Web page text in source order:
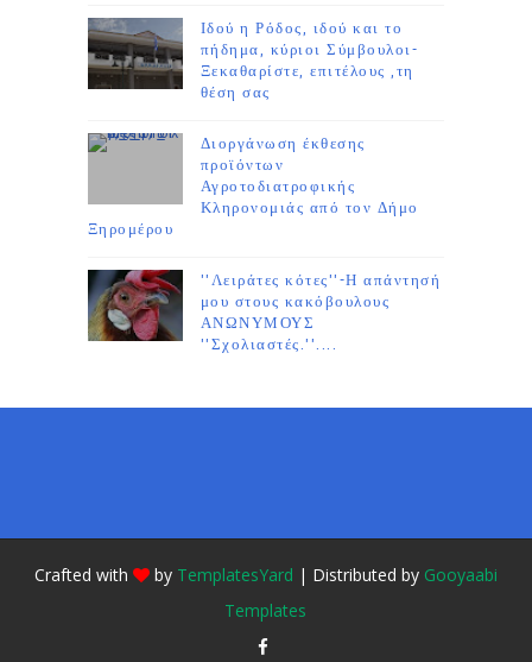
Ιδού η Ρόδος, ιδού και το
πήδημα, κύριοι Σύμβουλοι-
Ξεκαθαρίστε, επιτέλους ,τη
θέση σας
Διοργάνωση έκθεσης
προϊόντων
Αγροτοδιατροφικής
Κληρονομιάς από τον Δήμο
Ξηρομέρου
''Λειράτες κότες''-Η απάντησή
μου στους κακόβουλους
ΑΝΩΝΥΜΟΥΣ
''Σχολιαστές.''....
Crafted with by TemplatesYard | Distributed by Gooyaabi
Templates